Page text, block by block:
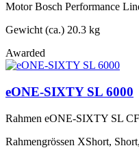
Motor Bosch Performance
Gewicht (ca.) 20.3 kg
Awarded
eONE-SIXTY SL 6000
Rahmen eONE-SIXTY SL
Rahmengrössen XShort,